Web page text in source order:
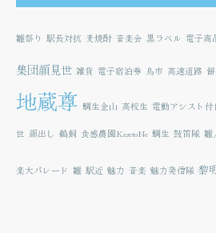
雛祭り 駅長対抗 麦焼酎 音楽会 黒ラベル 電子商
集団顔見世 雑貨 電子宿泊券 鳥市 高速道路
地蔵尊 鯛生金山 高校生 電動アシスト付
世 顔出し 鵜飼 食感農園KazetoNe 鯛生 鼓笛隊 雛
楽大パレード 雛 駅近 魅力 音楽 魅力発信隊 黎